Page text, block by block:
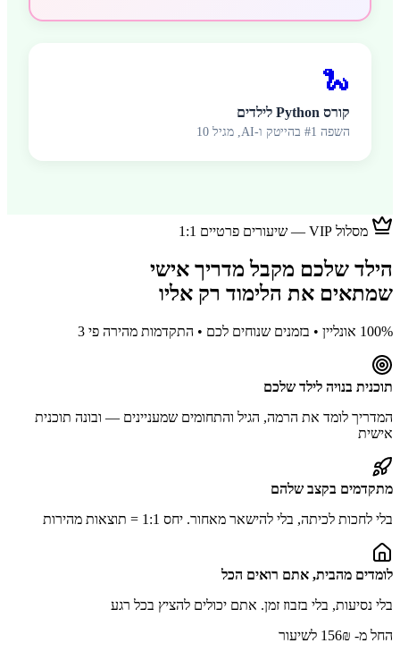
🐍
קורס Python לילדים
השפה #1 בהייטק ו-AI, מגיל 10
מסלול VIP — שיעורים פרטיים 1:1
הילד שלכם מקבל מדריך אישי
שמתאים את הלימוד רק אליו
100% אונליין • בזמנים שנוחים לכם • התקדמות מהירה פי 3
תוכנית בנויה לילד שלכם
המדריך לומד את הרמה, הגיל והתחומים שמעניינים — ובונה תוכנית
אישית
מתקדמים בקצב שלהם
בלי לחכות לכיתה, בלי להישאר מאחור. יחס 1:1 = תוצאות מהירות
לומדים מהבית, אתם רואים הכל
בלי נסיעות, בלי בזבוז זמן. אתם יכולים להציץ בכל רגע
החל מ- 156₪ לשיעור